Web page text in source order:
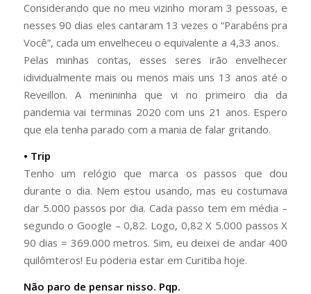
Considerando que no meu vizinho moram 3 pessoas, e
nesses 90 dias eles cantaram 13 vezes o “Parabéns pra
Você”, cada um envelheceu o equivalente a 4,33 anos.
Pelas minhas contas, esses seres irão envelhecer
idividualmente mais ou menos mais uns 13 anos até o
Reveillon. A menininha que vi no primeiro dia da
pandemia vai terminas 2020 com uns 21 anos. Espero
que ela tenha parado com a mania de falar gritando.
• Trip
Tenho um relógio que marca os passos que dou
durante o dia. Nem estou usando, mas eu costumava
dar 5.000 passos por dia. Cada passo tem em média –
segundo o Google – 0,82. Logo, 0,82 X 5.000 passos X
90 dias = 369.000 metros. Sim, eu deixei de andar 400
quilômteros! Eu poderia estar em Curitiba hoje.
Não paro de pensar nisso. Pqp.